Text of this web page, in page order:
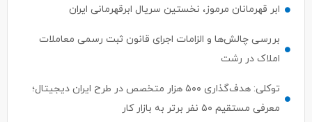
بررسی چالش‌ها و الزامات اجرای قانون ثبت رسمی معاملات
معرفی مستقیم ۵۰ نفر برتر به بازار کار
ساماندهی گاری کباب ها ،ون کافه ها با اولویت سلامت